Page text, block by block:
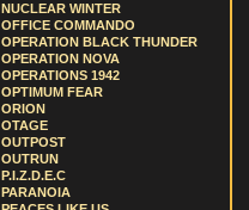
NUCLEAR WINTER
OFFICE COMMANDO
OPERATION BLACK THUNDER
OPERATION NOVA
OPERATIONS 1942
OPTIMUM FEAR
ORION
OTAGE
OUTPOST
OUTRUN
P.I.Z.D.E.C
PARANOIA